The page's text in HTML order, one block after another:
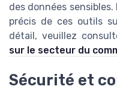
des données
précis de ces outils
détail, veuillez
sur le secteur du
Sécurité et